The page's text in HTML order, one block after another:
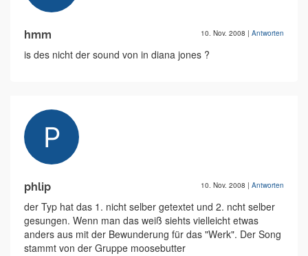
hmm 10. Nov. 2008 | Antworten
is des nicht der sound von in diana jones ?
phlip 10. Nov. 2008 | Antworten
der Typ hat das 1. nicht selber getextet und 2. ncht selber
gesungen. Wenn man das weiß siehts vielleicht etwas
anders aus mit der Bewunderung für das "Werk". Der Song
stammt von der Gruppe moosebutter